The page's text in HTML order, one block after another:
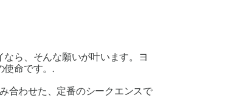
ら、そんな願いが叶います。ヨ
使命です。.
合わせた、定番のシークエンスで